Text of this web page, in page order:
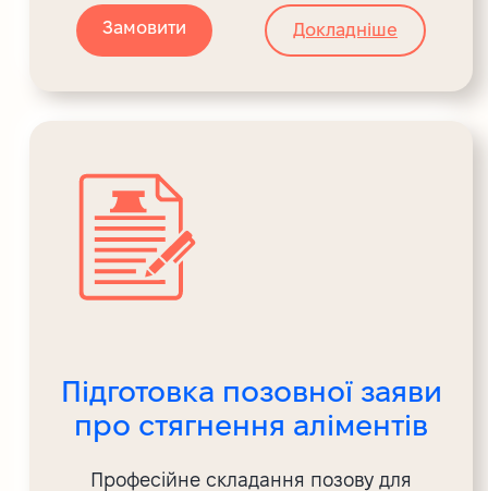
Замовити Докладніше
Підготовка позовної заяви
про стягнення аліментів
Професійне складання позову для